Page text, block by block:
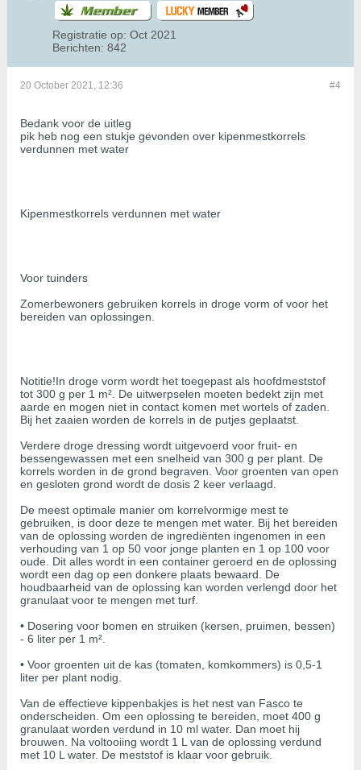
Registratie op: Oct 2021
Berichten: 842
#4
20 October 2021, 12:36
Bedank voor de uitleg
pik heb nog een stukje gevonden over kipenmestkorrels
verdunnen met water
Kipenmestkorrels verdunnen met water
Voor tuinders
Zomerbewoners gebruiken korrels in droge vorm of voor het
bereiden van oplossingen.
Notitie!In droge vorm wordt het toegepast als hoofdmeststof
tot 300 g per 1 m². De uitwerpselen moeten bedekt zijn met
aarde en mogen niet in contact komen met wortels of zaden.
Bij het zaaien worden de korrels in de putjes geplaatst.
Verdere droge dressing wordt uitgevoerd voor fruit- en
bessengewassen met een snelheid van 300 g per plant. De
korrels worden in de grond begraven. Voor groenten van open
en gesloten grond wordt de dosis 2 keer verlaagd.
De meest optimale manier om korrelvormige mest te
gebruiken, is door deze te mengen met water. Bij het bereiden
van de oplossing worden de ingrediënten ingenomen in een
verhouding van 1 op 50 voor jonge planten en 1 op 100 voor
oude. Dit alles wordt in een container geroerd en de oplossing
wordt een dag op een donkere plaats bewaard. De
houdbaarheid van de oplossing kan worden verlengd door het
granulaat voor te mengen met turf.
• Dosering voor bomen en struiken (kersen, pruimen, bessen)
- 6 liter per 1 m².
• Voor groenten uit de kas (tomaten, komkommers) is 0,5-1
liter per plant nodig.
Van de effectieve kippenbakjes is het nest van Fasco te
onderscheiden. Om een oplossing te bereiden, moet 400 g
granulaat worden verdund in 10 ml water. Dan moet hij
brouwen. Na voltooiing wordt 1 L van de oplossing verdund
met 10 L water. De meststof is klaar voor gebruik.